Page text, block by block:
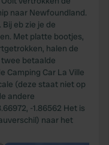
naar Newfoundland.
eb zie je de
Met platte bootjes,
halen de
betaalde
Camping Car La Ville
(deze staat niet op
andere
-1.86562 Het is
naar het